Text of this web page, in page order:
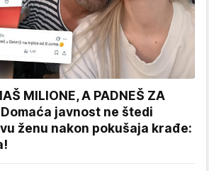
MILIONE, A PADNEŠ ZA
javnost ne štedi
ženu nakon pokušaja krađe: